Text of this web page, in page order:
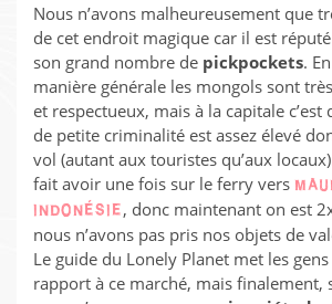
Nous n’avons malheureusement que
de cet endroit magique car il est
son grand nombre de pickpockets.
manière générale les mongols sont
et respectueux, mais à la capitale
de petite criminalité est assez élevé
vol (autant aux touristes qu’aux
fait avoir une fois sur le ferry vers
INDONÉSIE, donc maintenant on est
nous n’avons pas pris nos objets de
Le guide du Lonely Planet met les
rapport à ce marché, mais finalement,